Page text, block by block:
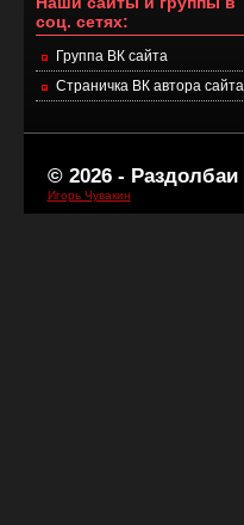
соц. сетях:
Группа ВК сайта
Страничка ВК автора сайта
© 2026 - Раздолбаи
Игорь Чувакин